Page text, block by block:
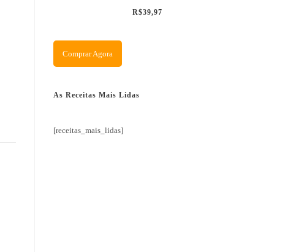
R$39,97
Comprar Agora
As Receitas Mais Lidas
[receitas_mais_lidas]